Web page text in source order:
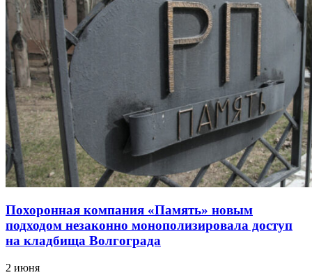
Похоронная компания «Память» новым
подходом незаконно монополизировала доступ
на кладбища Волгограда
2 июня